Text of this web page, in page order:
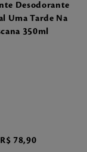
Desodorante
Uma Tarde Na
350ml
R$ 78,90